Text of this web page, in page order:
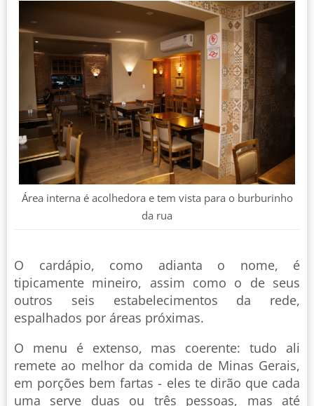
Área interna é acolhedora e tem vista para o burburinho
da rua
O cardápio, como adianta o nome, é
tipicamente mineiro, assim como o de seus
outros seis estabelecimentos da rede,
espalhados por áreas próximas.
O menu é extenso, mas coerente: tudo ali
remete ao melhor da comida de Minas Gerais,
em porções bem fartas - eles te dirão que cada
uma serve duas ou três pessoas, mas até